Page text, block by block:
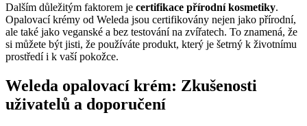
Dalším důležitým faktorem je certifikace přírodní kosmetiky.
Opalovací krémy od Weleda jsou certifikovány nejen jako přírodní,
ale také jako veganské a bez testování na zvířatech. To znamená, že
si můžete být jisti, že používáte produkt, který je šetrný k životnímu
prostředí i k vaší pokožce.
Weleda opalovací krém: Zkušenosti
uživatelů a doporučení